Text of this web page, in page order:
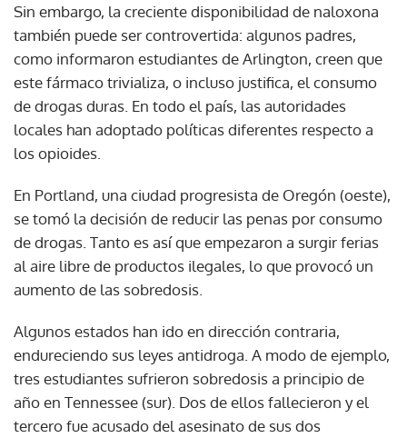
Sin embargo, la creciente disponibilidad de naloxona
también puede ser controvertida: algunos padres,
como informaron estudiantes de Arlington, creen que
este fármaco trivializa, o incluso justifica, el consumo
de drogas duras. En todo el país, las autoridades
locales han adoptado políticas diferentes respecto a
los opioides.
En Portland, una ciudad progresista de Oregón (oeste),
se tomó la decisión de reducir las penas por consumo
de drogas. Tanto es así que empezaron a surgir ferias
al aire libre de productos ilegales, lo que provocó un
aumento de las sobredosis.
Algunos estados han ido en dirección contraria,
endureciendo sus leyes antidroga. A modo de ejemplo,
tres estudiantes sufrieron sobredosis a principio de
año en Tennessee (sur). Dos de ellos fallecieron y el
tercero fue acusado del asesinato de sus dos